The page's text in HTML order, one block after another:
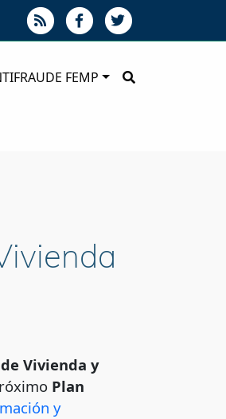
FEMP
Vivienda y
Plan
y